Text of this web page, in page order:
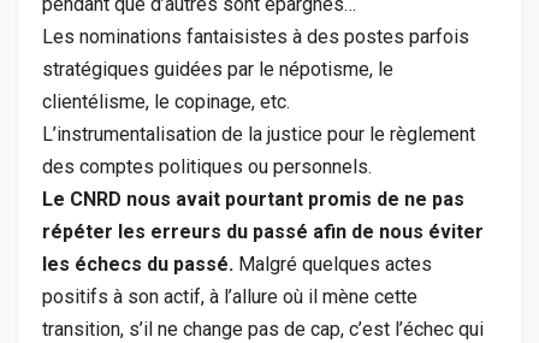
pendant que d’autres sont épargnés…
Les nominations fantaisistes à des postes parfois
stratégiques guidées par le népotisme, le
clientélisme, le copinage, etc.
L’instrumentalisation de la justice pour le règlement
des comptes politiques ou personnels.
Le CNRD nous avait pourtant promis de ne pas
répéter les erreurs du passé afin de nous éviter
les échecs du passé. Malgré quelques actes
positifs à son actif, à l’allure où il mène cette
transition, s’il ne change pas de cap, c’est l’échec qui